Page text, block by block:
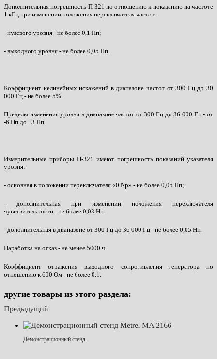
Дополнительная погрешность П-321 по отношению к показанию на частоте
1 кГц при изменении положения переключателя частот:
- нулевого уровня - не более 0,1 Нп;
- выходного уровня - не более 0,05 Нп.
Коэффициент нелинейных искажений в диапазоне частот от 300 Гц до 30
000 Гц - не более 5%.
Пределы изменения уровня в диапазоне частот от 300 Гц до 36 000 Гц - от
-6 Нп до +3 Нп.
Измерительные приборы П-321 имеют погрешность показаний указателя
уровня:
- основная в положении переключателя «0 Np» - не более 0,05 Нп;
- дополнительная при изменении положения переключателя
чувствительности - не более 0,03 Нп.
- дополнительная в диапазоне от 300 Гц до 36 000 Гц - не более 0,05 Нп.
Наработка на отказ - не менее 5000 ч.
Коэффициент отражения выходного сопротивления генератора по
отношению к 600 Ом - не более 0,1.
другие товары из этого раздела:
Предыдущий
Демонстрационный стенд...